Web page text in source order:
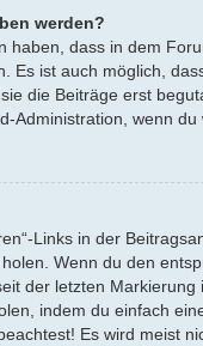
werden?
haben, dass in dem
Es ist auch möglich,
die Beiträge erst
Administration, wenn
Links in der
Wenn du den
der letzten
indem du einfach
Es wird meist